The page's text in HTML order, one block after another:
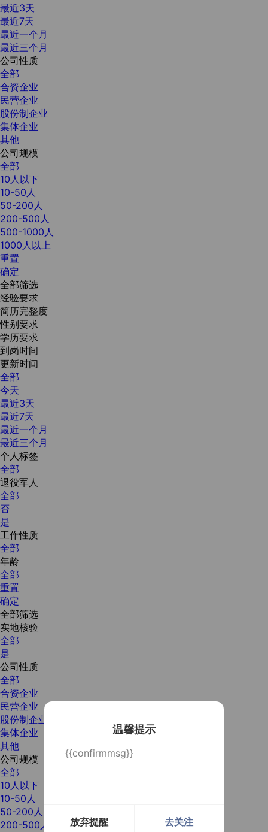
温馨提示
{{confirmmsg}}
放弃提醒 去关注
最近3天
最近7天
最近一个月
最近三个月
公司性质
全部
合资企业
民营企业
股份制企业
集体企业
其他
公司规模
全部
10人以下
10-50人
50-200人
200-500人
500-1000人
1000人以上
重置
确定
全部筛选
经验要求
简历完整度
性别要求
学历要求
到岗时间
更新时间
全部
今天
最近3天
最近7天
最近一个月
最近三个月
个人标签
全部
退役军人
全部
否
是
工作性质
全部
年龄
全部
重置
确定
全部筛选
实地核验
全部
是
公司性质
全部
合资企业
民营企业
股份制企业
集体企业
其他
公司规模
全部
10人以下
10-50人
50-200人
200-500人